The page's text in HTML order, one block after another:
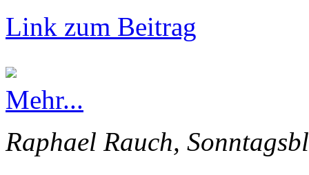
Link zum Beitrag
Mehr...
Raphael Rauch,